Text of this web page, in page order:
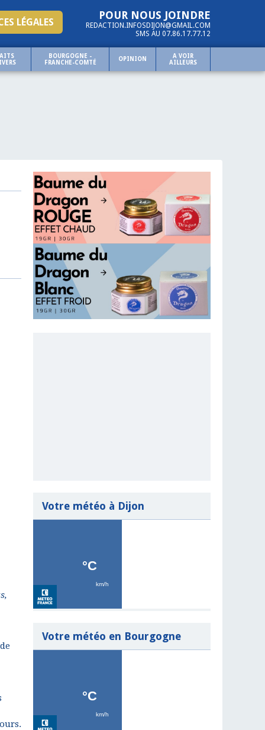
POUR NOUS JOINDRE
REDACTION.INFOSDIJON@GMAIL.COM
SMS AU 07.86.17.77.12
LÉGALES
BOURGOGNE -
FRANCHE-COMTÉ
OPINION
A VOIR
AILLEURS
Votre météo à Dijon
Votre météo en Bourgogne